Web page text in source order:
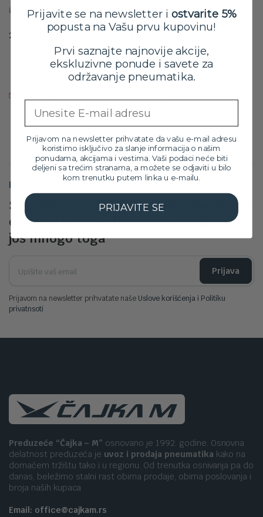
235/40 R19 SEHA TALAS 96W XL
8,499.00
7,699.00
za više informacija na broj: 032/546-10-11
Prijavite se na newsletter
Šaljemo Vam poruke sa informacijama
o novim proizvodima, rasprodajama i
još mnogo toga
Prijava
Prijavom na newsletter prihvatate naše Uslove korišćenja i Politiku
privatnsoti
Preduzeće “Čajka – M” osnovano je 1992. godine. Osnovna
delatnost preduzeća je uvoz i prodaja pneumatika kako na
domaćem tržištu tako i u regionu. Od trenutka osnivanja pa do
danas, beležimo stalni rast obima prodaje, obima poslovanja i
broja naših kupaca
Email: office@cajkam.rs
Prijavite se na newsletter i ostvarite 5%
popusta na Vašu prvu kupovinu!
Prvi saznajte najnovije akcije,
ekskluzivne ponude i savete za
održavanje pneumatika.
Prijavom na newsletter prihvatate da vašu e-mail adresu
koristimo isključivo za slanje informacija o našim
ponudama, akcijama i vestima. Vaši podaci neće biti
deljeni sa trećim stranama, a možete se odjaviti u bilo
kom trenutku putem linka u e-mailu.
PRIJAVITE SE